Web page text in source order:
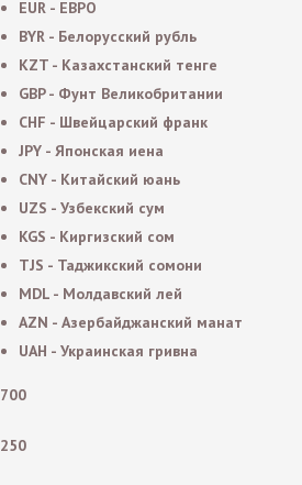
EUR - ЕВРО
BYR - Белорусский рубль
KZT - Казахстанский тенге
GBP - Фунт Великобритании
CHF - Швейцарский франк
JPY - Японская иена
CNY - Китайский юань
UZS - Узбекский сум
KGS - Киргизский сом
TJS - Таджикский сомони
MDL - Молдавский лей
AZN - Азербайджанский манат
UAH - Украинская гривна
700
250